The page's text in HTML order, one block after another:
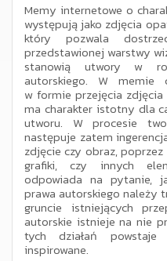
Memy internetowe o
występują jako zdjęcia
który pozwala
przedstawionej warstwy
stanowią utwory w
autorskiego. W memie
w formie przejęcia
ma charakter istotny dla
utworu. W procesie
następuje zatem
zdjęcie czy obraz,
grafiki, czy innych
odpowiada na pytanie,
prawa autorskiego należy
gruncie istniejących
autorskie istnieje na nie
tych działań
inspirowane.